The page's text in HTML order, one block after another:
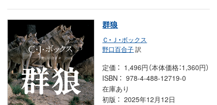
群狼
Ｃ・Ｊ・ボックス
野口百合子訳
定価
1,496円（本体価格：1,360円）
ISBN
978-4-488-12719-0
在庫あり
初版
2025年12月12日